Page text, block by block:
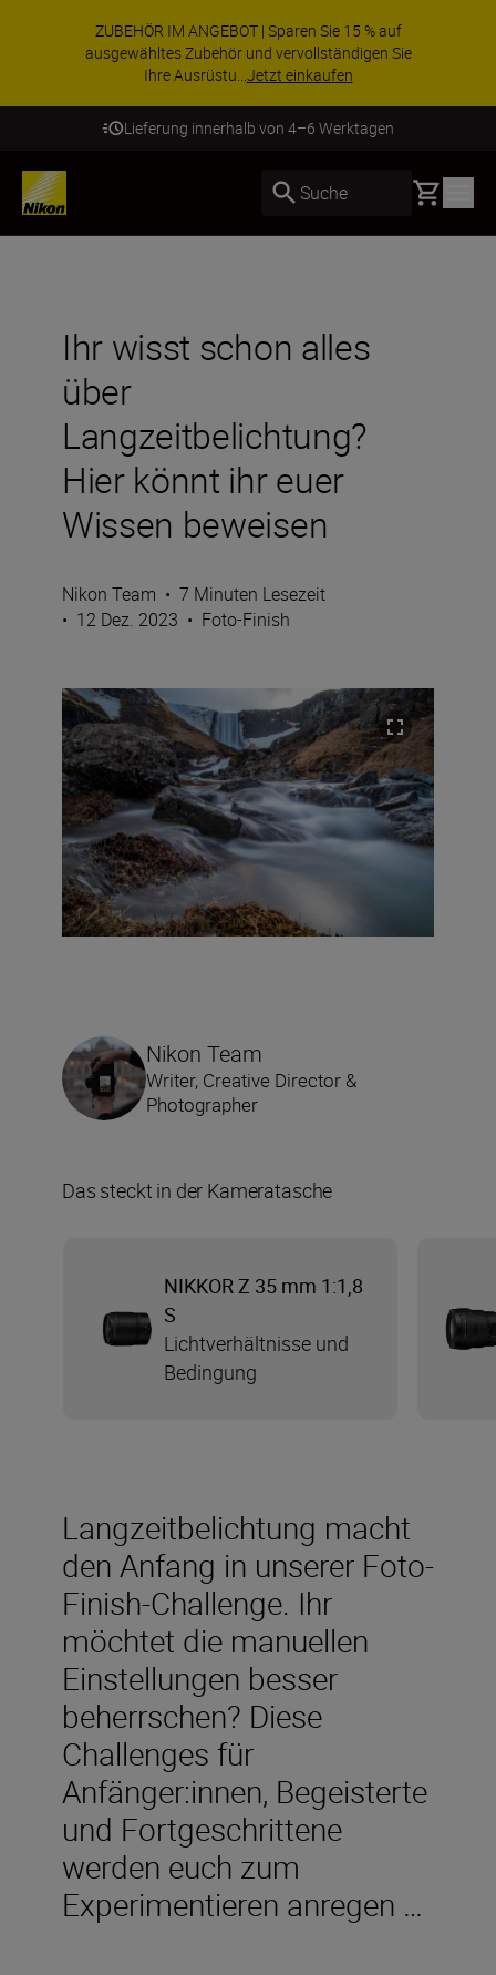
ZUBEHÖR IM ANGEBOT | Sparen Sie 15 % auf
ausgewähltes Zubehör und vervollständigen Sie
Ihre Ausrüstu...Jetzt einkaufen
Lieferung innerhalb von 4–6 Werktagen
Suche Basket
Ihr wisst schon alles
über
Langzeitbelichtung?
Hier könnt ihr euer
Wissen beweisen
Nikon Team • 7 Minuten Lesezeit
• 12 Dez. 2023 • Foto-Finish
Langzeitbelichtung macht
den Anfang in unserer Foto-
Finish-Challenge. Ihr
möchtet die manuellen
Einstellungen besser
beherrschen? Diese
Challenges für
Anfänger:innen, Begeisterte
und Fortgeschrittene
werden euch zum
Experimentieren anregen …
Nikon Team
Writer, Creative Director &
Photographer
Das steckt in der Kameratasche
NIKKOR Z 35 mm 1:1,8
S
Lichtverhältnisse und
Bedingung